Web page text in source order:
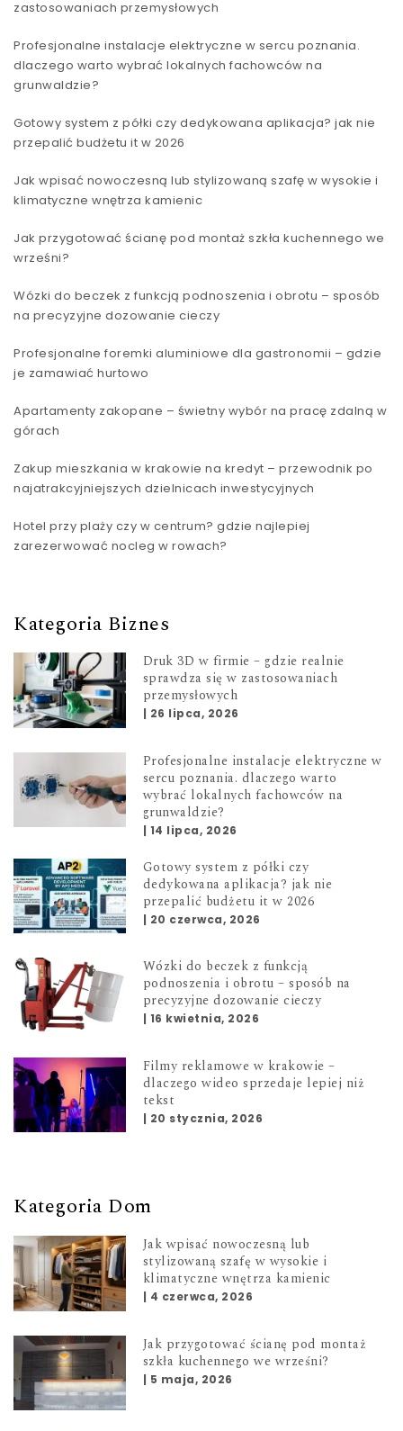
zastosowaniach przemysłowych
Profesjonalne instalacje elektryczne w sercu poznania.
dlaczego warto wybrać lokalnych fachowców na
grunwaldzie?
Gotowy system z półki czy dedykowana aplikacja? jak nie
przepalić budżetu it w 2026
Jak wpisać nowoczesną lub stylizowaną szafę w wysokie i
klimatyczne wnętrza kamienic
Jak przygotować ścianę pod montaż szkła kuchennego we
wrześni?
Wózki do beczek z funkcją podnoszenia i obrotu – sposób
na precyzyjne dozowanie cieczy
Profesjonalne foremki aluminiowe dla gastronomii – gdzie
je zamawiać hurtowo
Apartamenty zakopane – świetny wybór na pracę zdalną w
górach
Zakup mieszkania w krakowie na kredyt – przewodnik po
najatrakcyjniejszych dzielnicach inwestycyjnych
Hotel przy plaży czy w centrum? gdzie najlepiej
zarezerwować nocleg w rowach?
Kategoria Biznes
Druk 3D w firmie – gdzie realnie
sprawdza się w zastosowaniach
przemysłowych
| 26 lipca, 2026
Profesjonalne instalacje elektryczne w
sercu poznania. dlaczego warto
wybrać lokalnych fachowców na
grunwaldzie?
| 14 lipca, 2026
Gotowy system z półki czy
dedykowana aplikacja? jak nie
przepalić budżetu it w 2026
| 20 czerwca, 2026
Wózki do beczek z funkcją
podnoszenia i obrotu – sposób na
precyzyjne dozowanie cieczy
| 16 kwietnia, 2026
Filmy reklamowe w krakowie –
dlaczego wideo sprzedaje lepiej niż
tekst
| 20 stycznia, 2026
Kategoria Dom
Jak wpisać nowoczesną lub
stylizowaną szafę w wysokie i
klimatyczne wnętrza kamienic
| 4 czerwca, 2026
Jak przygotować ścianę pod montaż
szkła kuchennego we wrześni?
| 5 maja, 2026